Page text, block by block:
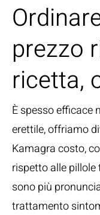
prezzo
ricetta,
È spesso efficace
erettile, offriamo
Kamagra costo,
rispetto alle
sono più
trattamento